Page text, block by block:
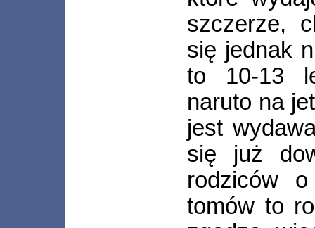
szczerze,
się jednak
to 10-13
naruto na
jest
się już
rodziców
tomów to